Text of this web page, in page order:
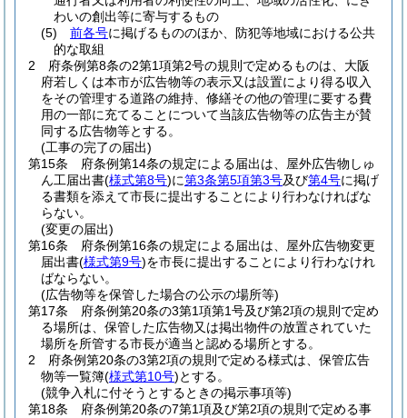
わいの創出等に寄与するもの
(5)
前各号に掲げるもののほか、防犯等地域における公共
的な取組
2
府条例第8条の2第1項第2号の規則で定めるものは、大阪
府若しくは本市が広告物等の表示又は設置により得る収入
をその管理する道路の維持、修繕その他の管理に要する費
用の一部に充てることについて当該広告物等の広告主が賛
同する広告物等とする。
(工事の完了の届出)
第15条
府条例第14条の規定による届出は、屋外広告物しゅ
ん工届出書(様式第8号)に第3条第5項第3号及び第4号に掲げ
る書類を添えて市長に提出することにより行わなければな
らない。
(変更の届出)
第16条
府条例第16条の規定による届出は、屋外広告物変更
届出書(様式第9号)を市長に提出することにより行わなけれ
ばならない。
(広告物等を保管した場合の公示の場所等)
第17条
府条例第20条の3第1項第1号及び第2項の規則で定め
る場所は、保管した広告物又は掲出物件の放置されていた
場所を所管する市長が適当と認める場所とする。
2
府条例第20条の3第2項の規則で定める様式は、保管広告
物等一覧簿(様式第10号)とする。
(競争入札に付そうとするときの掲示事項等)
第18条
府条例第20条の7第1項及び第2項の規則で定める事